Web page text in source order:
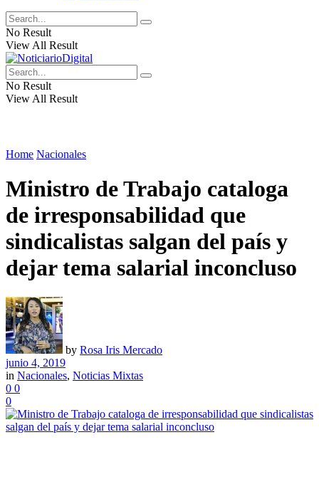
No Result
View All Result
No Result
View All Result
Home Nacionales
Ministro de Trabajo cataloga
de irresponsabilidad que
sindicalistas salgan del país y
dejar tema salarial inconcluso
by Rosa Iris Mercado
junio 4, 2019
in Nacionales, Noticias Mixtas
0 0
0